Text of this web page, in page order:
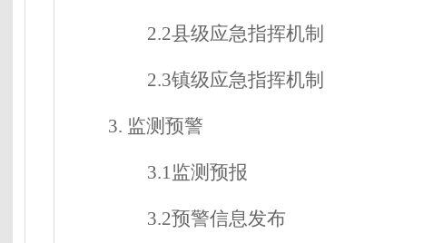
2.2县级应急指挥机制
2.3镇级应急指挥机制
3. 监测预警
3.1监测预报
3.2预警信息发布